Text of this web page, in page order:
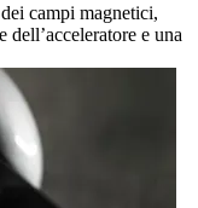
campi magnetici,
dell’acceleratore e una